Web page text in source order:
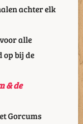
achter elk
voor alle
bij de
& de
Gorcums